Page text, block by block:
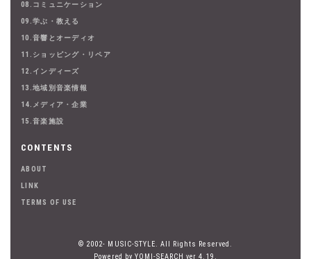
08.コミュニケーション
09.学ぶ・教える
10.音響とオーディオ
11.ショッピング・リペア
12.インディーズ
13.地域別音楽情報
14.メディア・企業
15.音楽施設
CONTENTS
ABOUT
LINK
TERMS OF USE
© 2002- MUSIC-STYLE. All Rights Reserved.
Powered by YOMI-SEARCH ver 4.19.